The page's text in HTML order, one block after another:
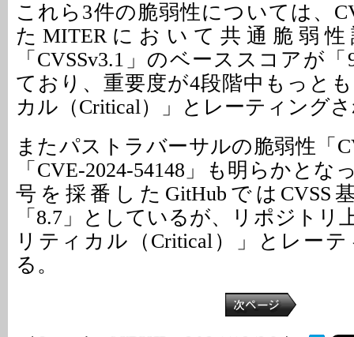
これら3件の脆弱性については、
たMITERにおいて共通脆弱
「CVSSv3.1」のベーススコアが
ており、重要度が4段階中もっと
カル（Critical）」とレーティング
またパストラバーサルの脆弱性「
「CVE-2024-54148」も明らかとな
号を採番したGitHubではCVSS
「8.7」としているが、リポジトリ
リティカル（Critical）」とレー
る。